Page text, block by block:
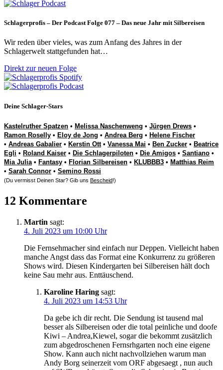
Schlagerprofis – Der Podcast Folge 077 – Das neue Jahr mit Silbereisen
Wir reden über vieles, was zum Anfang des Jahres in der
Schlagerwelt stattgefunden hat…
Direkt zur neuen Folge
Deine Schlager-Stars
Kastelruther Spatzen • Melissa Naschenweng • Jürgen Drews •
Ramon Roselly • Eloy de Jong • Andrea Berg • Helene Fischer
• Andreas Gabalier • Kerstin Ott• Vanessa Mai • Ben Zucker • Beatrice
Egli • Roland Kaiser • Die Schlagerpiloten • Die Amigos • Santiano •
Mia Julia • Fantasy • Florian Silbereisen • KLUBBB3 • Matthias Reim
• Sarah Connor • Semino Rossi
(Du vermisst Deinen Star? Gib uns Bescheid!)
12 Kommentare
Martin sagt:
4. Juli 2023 um 10:00 Uhr
Die Fernsehmacher sind einfach nur Deppen. Vielleicht haben
manche Angst dass das Format eine Konkurrenz zu größeren
Shows wird. Diesen Kindergarten bei Silbereisen hält doch
keine Sau mehr aus. Enttäuschend.
Karoline Haring sagt:
4. Juli 2023 um 14:53 Uhr
Da gebe ich dir recht. Die Sendung ist tausend mal
besser als Silbereisen oder die total peinliche und doofe
Kiwi – Andrea,Kiewel, sogar die bekommt zusätzlich
zum abgedroschenen Fernsrhgarten noch eine eigene
Show. Kann auch nicht nachvollziehen warum man
Andy Borg seinerzeit vom ORF abgesaegt , nun auch